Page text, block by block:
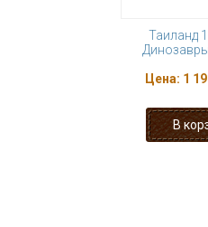
Таиланд
Цена: 1